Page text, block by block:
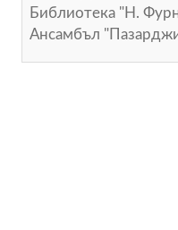
Библиотека "Н.
Ансамбъл